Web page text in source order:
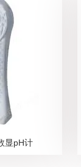
显pH计